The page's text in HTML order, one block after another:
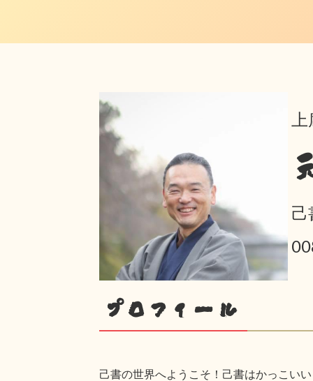
己
プロフィール
己書の世界へようこそ！己書はかっこい